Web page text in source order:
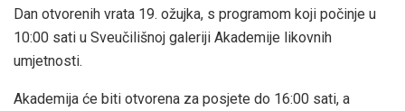
Dan otvorenih vrata 19. ožujka, s programom koji počinje u
10:00 sati u Sveučilišnoj galeriji Akademije likovnih
umjetnosti.
Akademija će biti otvorena za posjete do 16:00 sati, a